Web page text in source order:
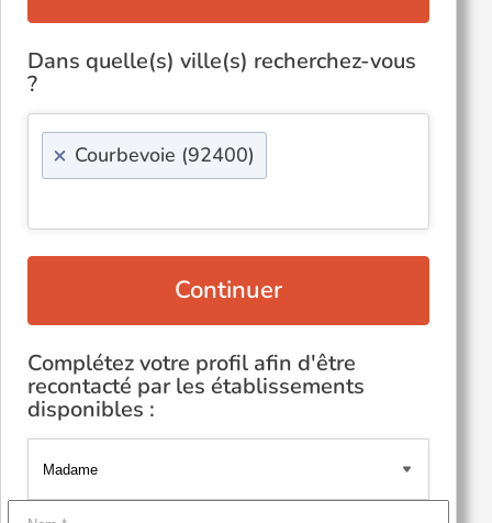
Dans quelle(s) ville(s) recherchez-vous
?
× Courbevoie (92400)
Continuer
Complétez votre profil afin d'être
recontacté par les établissements
disponibles :